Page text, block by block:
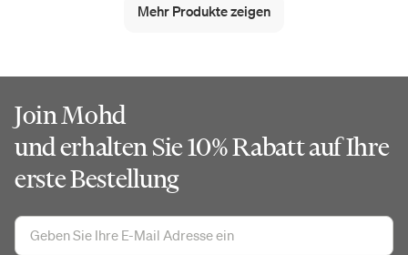
Mehr Produkte zeigen
Join Mohd
und erhalten Sie 10% Rabatt auf Ihre
erste Bestellung